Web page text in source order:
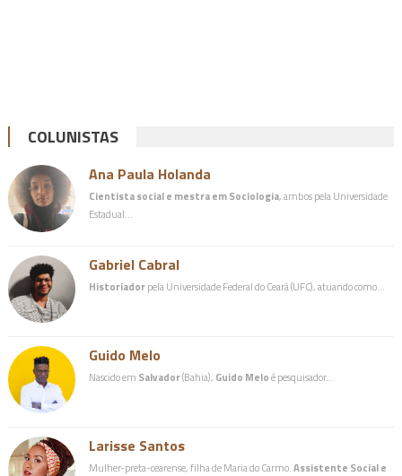
COLUNISTAS
Ana Paula Holanda
Cientista social e mestra em Sociologia, ambos pela Universidade
Estadual…
Gabriel Cabral
Historiadorpela Universidade Federal do Ceará (UFC), atuando como…
Guido Melo
Nascido em Salvador(Bahia), Guido Meloé pesquisador…
Larisse Santos
Mulher-preta-cearense, filha de Maria do Carmo.Assistente Social e